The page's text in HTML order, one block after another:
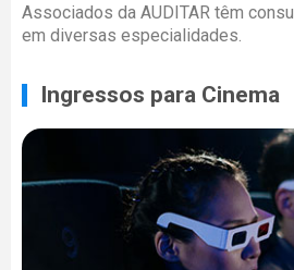
Associados da AUDITAR têm
em diversas especialidades.
Ingressos para Cinema